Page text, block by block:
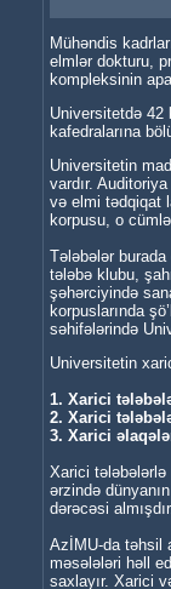
Mühəndis
elmlər dokturu,
kompleksinin
Universitetdə
kafedralarına
Universitetin
vardır.
və elmi tədqiqat
korpusu, o
Tələbələr
tələbə klubu,
şəhərciyində
korpuslarında
səhifələrində
Universitetin
1. Xarici
2. Xarici
3. Xarici
Xarici tələbələrlə
ərzində
dərəcəsi
AzİMU-da təhsil
məsələləri həll
saxlayır. Xarici